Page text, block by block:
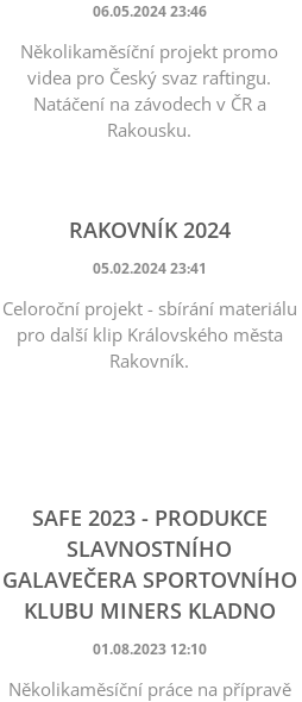
06.05.2024 23:46
Několikaměsíční projekt promo
videa pro Český svaz raftingu.
Natáčení na závodech v ČR a
Rakousku.
RAKOVNÍK 2024
05.02.2024 23:41
Celoroční projekt - sbírání materiálu
pro další klip Královského města
Rakovník.
SAFE 2023 - PRODUKCE
SLAVNOSTNÍHO
GALAVEČERA SPORTOVNÍHO
KLUBU MINERS KLADNO
01.08.2023 12:10
Několikaměsíční práce na přípravě